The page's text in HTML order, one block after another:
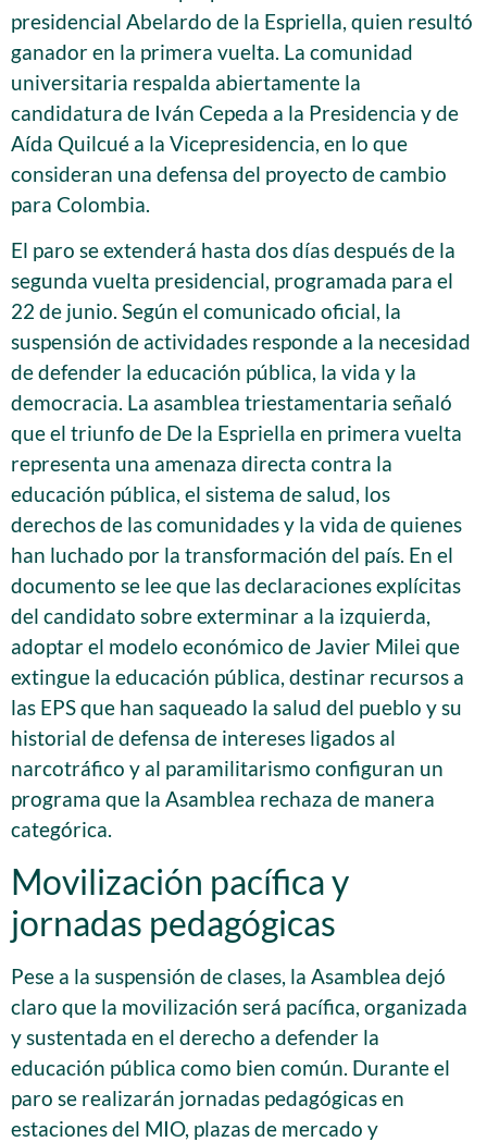
presidencial Abelardo de la Espriella, quien resultó
ganador en la primera vuelta. La comunidad
universitaria respalda abiertamente la
candidatura de Iván Cepeda a la Presidencia y de
Aída Quilcué a la Vicepresidencia, en lo que
consideran una defensa del proyecto de cambio
para Colombia.
El paro se extenderá hasta dos días después de la
segunda vuelta presidencial, programada para el
22 de junio. Según el comunicado oficial, la
suspensión de actividades responde a la necesidad
de defender la educación pública, la vida y la
democracia. La asamblea triestamentaria señaló
que el triunfo de De la Espriella en primera vuelta
representa una amenaza directa contra la
educación pública, el sistema de salud, los
derechos de las comunidades y la vida de quienes
han luchado por la transformación del país. En el
documento se lee que las declaraciones explícitas
del candidato sobre exterminar a la izquierda,
adoptar el modelo económico de Javier Milei que
extingue la educación pública, destinar recursos a
las EPS que han saqueado la salud del pueblo y su
historial de defensa de intereses ligados al
narcotráfico y al paramilitarismo configuran un
programa que la Asamblea rechaza de manera
categórica.
Movilización pacífica y
jornadas pedagógicas
Pese a la suspensión de clases, la Asamblea dejó
claro que la movilización será pacífica, organizada
y sustentada en el derecho a defender la
educación pública como bien común. Durante el
paro se realizarán jornadas pedagógicas en
estaciones del MIO, plazas de mercado y